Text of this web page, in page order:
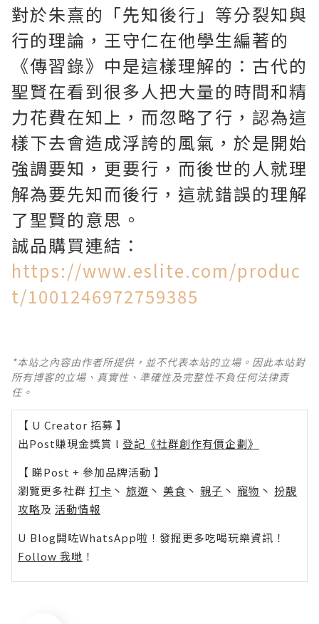
對於朱熹的「先知後行」等分裂知與
行的理論，王守仁在他學生編著的
《傳習錄》中是這樣理解的：古代的
聖賢在看到很多人把大量的時間和精
力花費在知上，而忽略了行，認為這
樣下去會造成浮誇的風氣，於是開始
強調要知，更要行，而後世的人就理
解為要先知而後行，這就錯誤的理解
了聖賢的意思。
誠品購買連結：
https://www.eslite.com/produc
t/1001246972759385
*本站之內容由作者所提供，並不代表本站的立場。因此本站對
所有博客的立場、真實性、準確性及完整性不負任何法律責
任。
【 U Creator 招募 】
出Post賺現金獎賞 l 登記《社群創作有價企劃》
【 睇Post + 參加品牌活動 】
瀏覽更多社群 打卡 丶 旅遊 丶 美食 丶 親子 丶 寵物 丶 扮靚
攻略及 活動情報
U Blog開咗WhatsApp啦！發掘更多吃喝玩樂資訊！
Follow 我哋 ！